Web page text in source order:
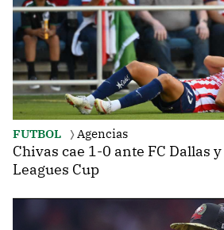
FUTBOL Agencias
Chivas cae 1-0 ante FC Dallas
Leagues Cup